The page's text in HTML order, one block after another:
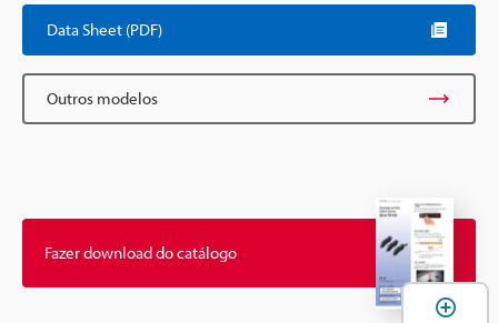
Data Sheet (PDF)
Outros modelos
Fazer download do catálogo